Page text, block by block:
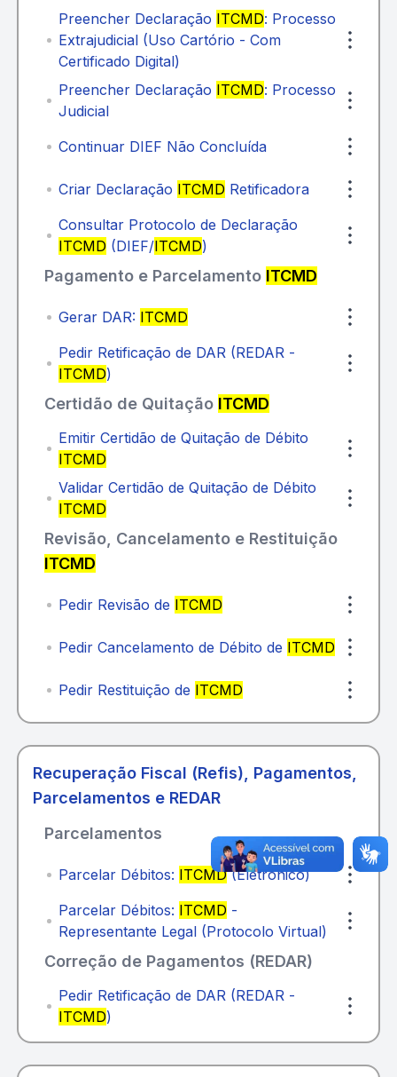
Preencher Declaração ITCMD: Processo
Extrajudicial (Uso Cartório - Com
Certificado Digital)
Preencher Declaração ITCMD: Processo
Judicial
Continuar DIEF Não Concluída
Criar Declaração ITCMD Retificadora
Consultar Protocolo de Declaração
ITCMD (DIEF/ITCMD)
Pagamento e Parcelamento ITCMD
Gerar DAR: ITCMD
Pedir Retificação de DAR (REDAR -
ITCMD)
Certidão de Quitação ITCMD
Emitir Certidão de Quitação de Débito
ITCMD
Validar Certidão de Quitação de Débito
ITCMD
Revisão, Cancelamento e Restituição
ITCMD
Pedir Revisão de ITCMD
Pedir Cancelamento de Débito de ITCMD
Pedir Restituição de ITCMD
Recuperação Fiscal (Refis), Pagamentos,
Parcelamentos e REDAR
Parcelamentos
Parcelar Débitos: ITCMD(Eletrônico)
Parcelar Débitos: ITCMD -
Representante Legal (Protocolo Virtual)
Correção de Pagamentos (REDAR)
Pedir Retificação de DAR (REDAR -
ITCMD)